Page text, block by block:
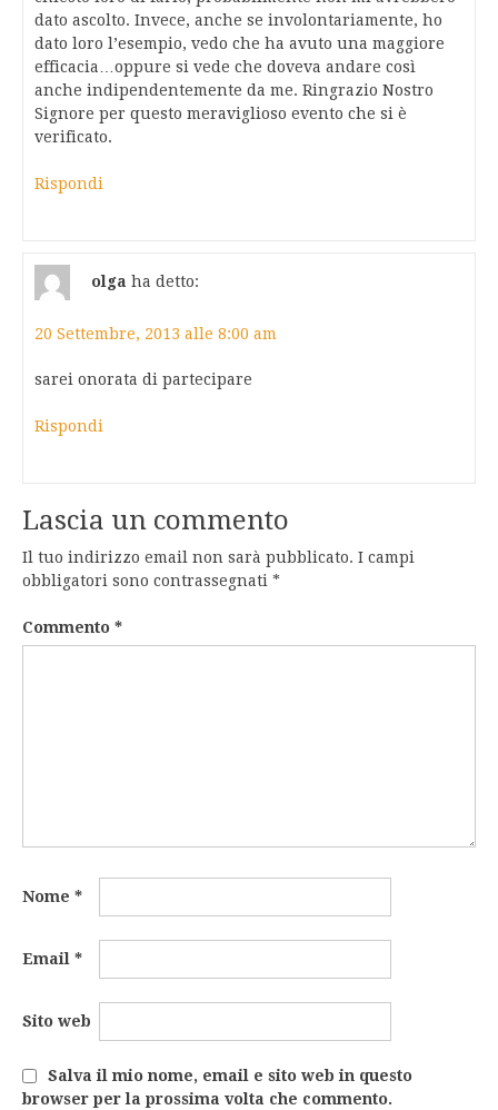
dato ascolto. Invece, anche se involontariamente, ho
dato loro l’esempio, vedo che ha avuto una maggiore
efficacia…oppure si vede che doveva andare così
anche indipendentemente da me. Ringrazio Nostro
Signore per questo meraviglioso evento che si è
verificato.
Rispondi
olga ha detto:
20 Settembre, 2013 alle 8:00 am
sarei onorata di partecipare
Rispondi
Lascia un commento
Il tuo indirizzo email non sarà pubblicato. I campi
obbligatori sono contrassegnati *
Commento *
Nome *
Email *
Sito web
Salva il mio nome, email e sito web in questo
browser per la prossima volta che commento.